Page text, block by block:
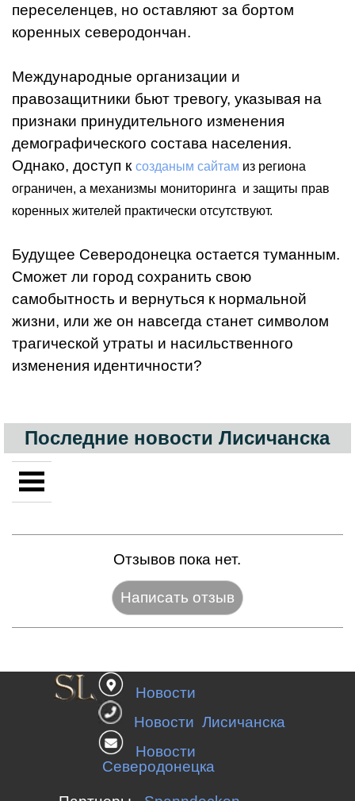
переселенцев, но оставляют за бортом
коренных северодончан.
Международные организации и
правозащитники бьют тревогу, указывая на
признаки принудительного изменения
демографического состава населения.
Однако, доступ к созданым сайтам из региона
ограничен, а механизмы мониторинга и защиты прав
коренных жителей практически отсутствуют.
Будущее Северодонецка остается туманным.
Сможет ли город сохранить свою
самобытность и вернуться к нормальной
жизни, или же он навсегда станет символом
трагической утраты и насильственного
изменения идентичности?
Последние новости Лисичанска
Отзывов пока нет.
Новости
Новости Лисичанска
Новости
Северодонецка